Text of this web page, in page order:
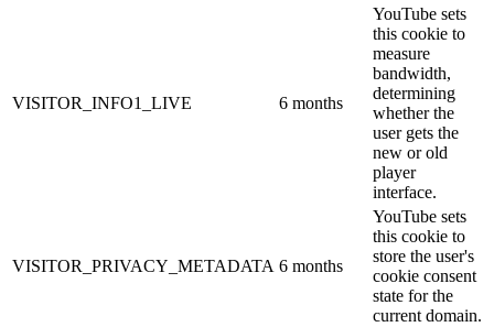
VISITOR_INFO1_LIVE 6 months
YouTube sets
this cookie to
measure
bandwidth,
determining
whether the
user gets the
new or old
player
interface.
VISITOR_PRIVACY_METADATA 6 months
YouTube sets
this cookie to
store the user's
cookie consent
state for the
current domain.